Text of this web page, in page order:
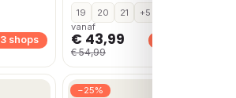
3 shops
19 20 21
+5
vanaf
€ 43,99
€ 54,99
−25%